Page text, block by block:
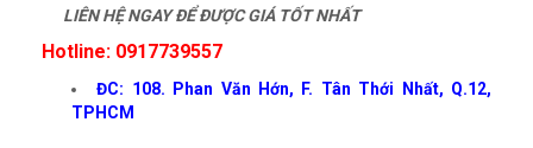
LIÊN HỆ NGAY ĐỂ ĐƯỢC GIÁ TỐT NHẤT
Hotline: 0917739557
ĐC: 108. Phan Văn Hớn, F. Tân Thới Nhất, Q.12,
TPHCM